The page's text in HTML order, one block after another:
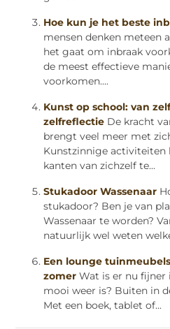
Hoe kun je het beste
mensen denken meteen
het gaat om inbraak
de meest effectieve
voorkomen....
Kunst op school: van
zelfreflectie De kracht
brengt veel meer met
Kunstzinnige activiteiten
kanten van zichzelf te...
Stukadoor Wassenaar
stukadoor? Ben je van
Wassenaar te worden?
natuurlijk wel weten
Een lounge
zomer Wat is er nu fijner
mooi weer is? Buiten in
Met een boek, tablet of...